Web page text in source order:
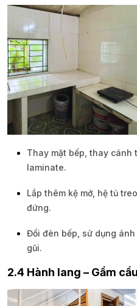
Thay mặt bếp, thay cánh
laminate.
Lắp thêm kệ mở, hệ tủ
đứng.
Đổi đèn bếp, sử dụng
gũi.
2.4 Hành lang – Gầm